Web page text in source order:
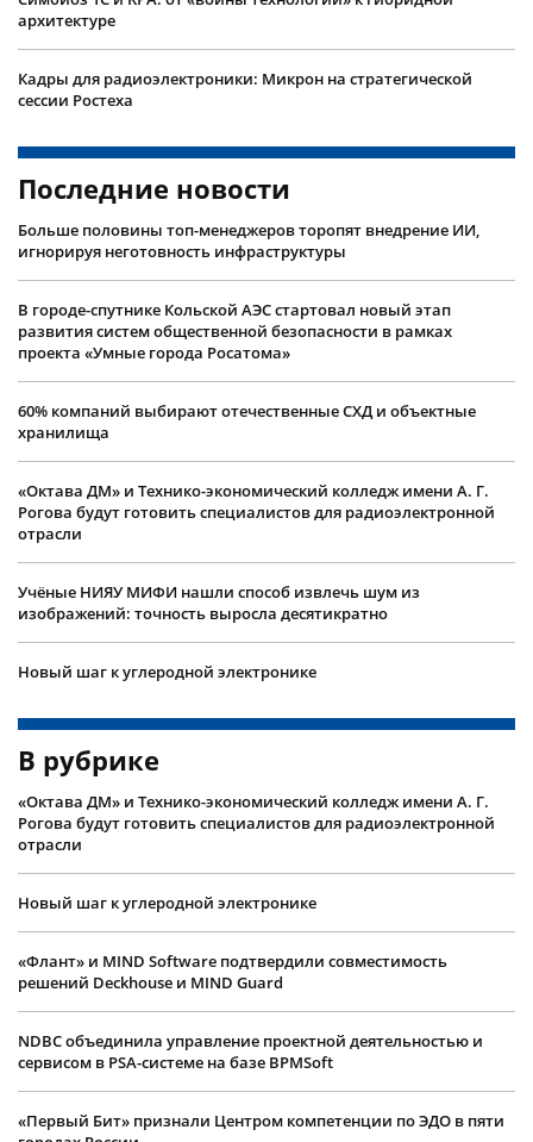
архитектуре
Кадры для радиоэлектроники: Микрон на стратегической
сессии Ростеха
Последние новости
Больше половины топ-менеджеров торопят внедрение ИИ,
игнорируя неготовность инфраструктуры
В городе-спутнике Кольской АЭС стартовал новый этап
развития систем общественной безопасности в рамках
проекта «Умные города Росатома»
60% компаний выбирают отечественные СХД и объектные
хранилища
«Октава ДМ» и Технико-экономический колледж имени А. Г.
Рогова будут готовить специалистов для радиоэлектронной
отрасли
Учëные НИЯУ МИФИ нашли способ извлечь шум из
изображений: точность выросла десятикратно
Новый шаг к углеродной электронике
В рубрике
«Октава ДМ» и Технико-экономический колледж имени А. Г.
Рогова будут готовить специалистов для радиоэлектронной
отрасли
Новый шаг к углеродной электронике
«Флант» и MIND Software подтвердили совместимость
решений Deckhouse и MIND Guard
NDBC объединила управление проектной деятельностью и
сервисом в PSA-системе на базе BPMSoft
«Первый Бит» признали Центром компетенции по ЭДО в пяти